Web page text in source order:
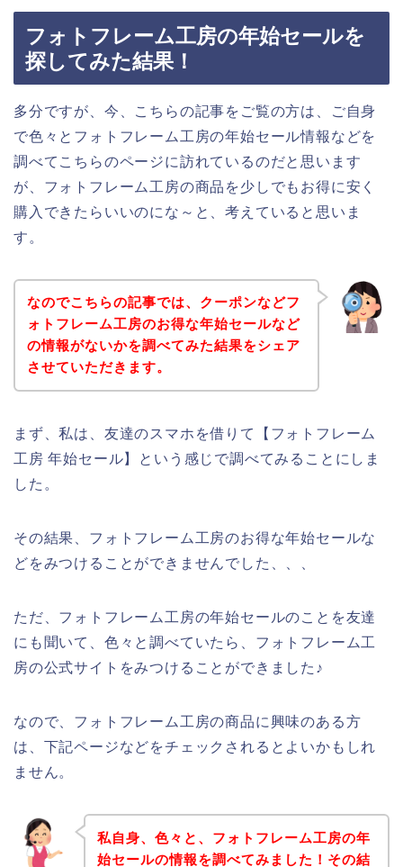
フォトフレーム工房の年始セールを
探してみた結果！
多分ですが、今、こちらの記事をご覧の方は、ご自身
で色々とフォトフレーム工房の年始セール情報などを
調べてこちらのページに訪れているのだと思います
が、フォトフレーム工房の商品を少しでもお得に安く
購入できたらいいのにな～と、考えていると思いま
す。
なのでこちらの記事では、クーポンなどフ
ォトフレーム工房のお得な年始セールなど
の情報がないかを調べてみた結果をシェア
させていただきます。
まず、私は、友達のスマホを借りて【フォトフレーム
工房 年始セール】という感じで調べてみることにしま
した。
その結果、フォトフレーム工房のお得な年始セールな
どをみつけることができませんでした、、、
ただ、フォトフレーム工房の年始セールのことを友達
にも聞いて、色々と調べていたら、フォトフレーム工
房の公式サイトをみつけることができました♪
なので、フォトフレーム工房の商品に興味のある方
は、下記ページなどをチェックされるとよいかもしれ
ません。
私自身、色々と、フォトフレーム工房の年
始セールの情報を調べてみました！その結